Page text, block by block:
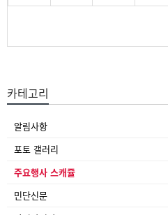
카테고리
알림사항
포토 갤러리
주요행사 스캐쥴
민단신문